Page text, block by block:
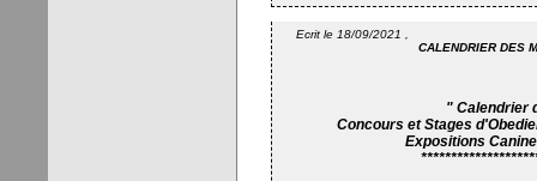
Ecrit le 18/09/2021 ,
CALENDRIER DES
" Calendrier
Concours et Stages
Expositions